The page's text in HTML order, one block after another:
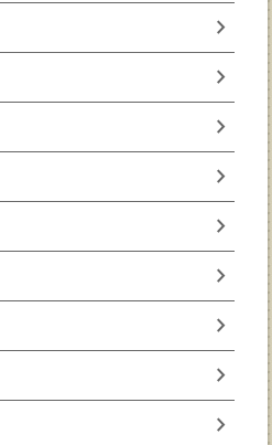
chevron_right
chevron_right
chevron_right
chevron_right
chevron_right
chevron_right
chevron_right
chevron_right
chevron_right